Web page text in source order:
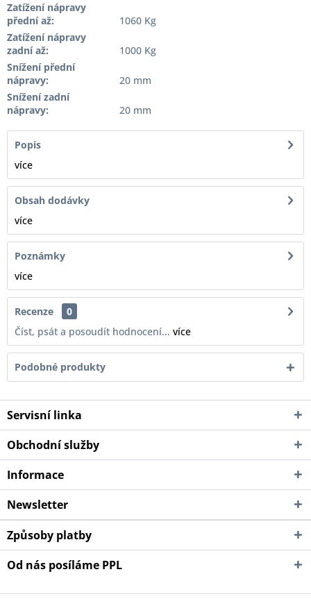
Zatížení nápravy
přední až:
1060 Kg
Zatížení nápravy
zadní až:
1000 Kg
Snížení přední
nápravy:
20 mm
Snížení zadní
nápravy:
20 mm
Popis
více
Obsah dodávky
více
Poznámky
více
Recenze
0
Číst, psát a posoudít hodnocení... více
Podobné produkty
Servisní linka
Obchodní služby
Informace
Newsletter
Způsoby platby
Od nás posíláme PPL